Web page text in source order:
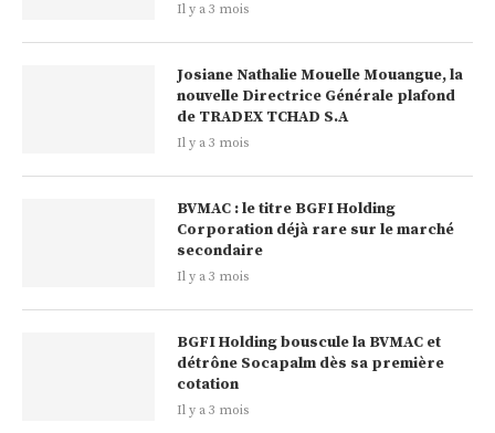
Il y a 3 mois
Josiane Nathalie Mouelle Mouangue, la
nouvelle Directrice Générale plafond
de TRADEX TCHAD S.A
Il y a 3 mois
BVMAC : le titre BGFI Holding
Corporation déjà rare sur le marché
secondaire
Il y a 3 mois
BGFI Holding bouscule la BVMAC et
détrône Socapalm dès sa première
cotation
Il y a 3 mois